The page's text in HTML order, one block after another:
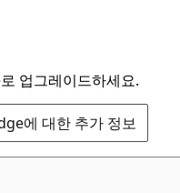
업그레이드하세요.
에 대한 추가 정보